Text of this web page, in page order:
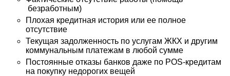
безработным)
Плохая кредитная история или ее полное
отсутствие
Текущая задолженность по услугам ЖКХ и другим
коммунальным платежам в любой сумме
Постоянные отказы банков даже по POS-кредитам
на покупку недорогих вещей